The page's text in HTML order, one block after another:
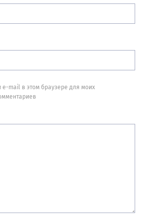
e-mail в этом браузере для моих